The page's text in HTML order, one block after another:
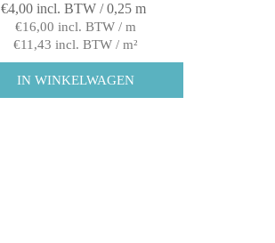
€4,00 incl. BTW / 0,25 m
€16,00 incl. BTW / m
€11,43 incl. BTW / m²